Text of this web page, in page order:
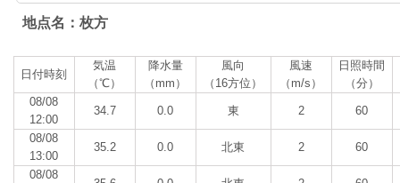
地点名：枚方
日付時刻
気温
（℃）
降水量
（mm）
風向
（16方位）
風速
（m/s）
日照時間
（分）
08/08
12:00
34.7 0.0 東 2 60
08/08
13:00
35.2 0.0 北東 2 60
08/08